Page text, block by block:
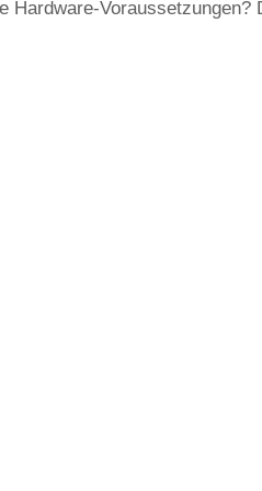
Hardware-Voraussetzungen?